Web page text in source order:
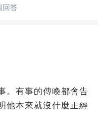
回答
。有事的傳喚都會告
他本來就沒什麼正經